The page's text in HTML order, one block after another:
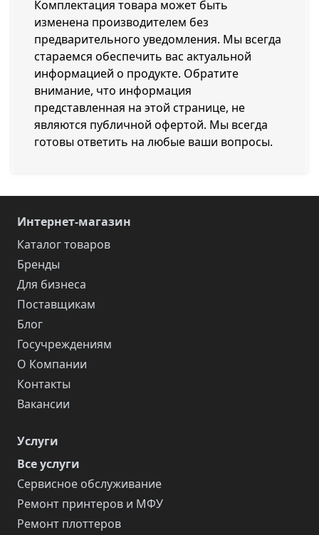
Комплектация товара может быть
изменена производителем без
предварительного уведомления. Мы всегда
стараемся обеспечить вас актуальной
информацией о продукте. Обратите
внимание, что информация
представленная на этой странице, не
являются публичной офертой. Мы всегда
готовы ответить на любые ваши вопросы.
Интернет-магазин
Каталог товаров
Бренды
Для бизнеса
Поставщикам
Блог
Госучреждениям
О Компании
Контакты
Вакансии
Услуги
Все услуги
Сервисное обслуживание
Ремонт принтеров и МФУ
Ремонт плоттеров